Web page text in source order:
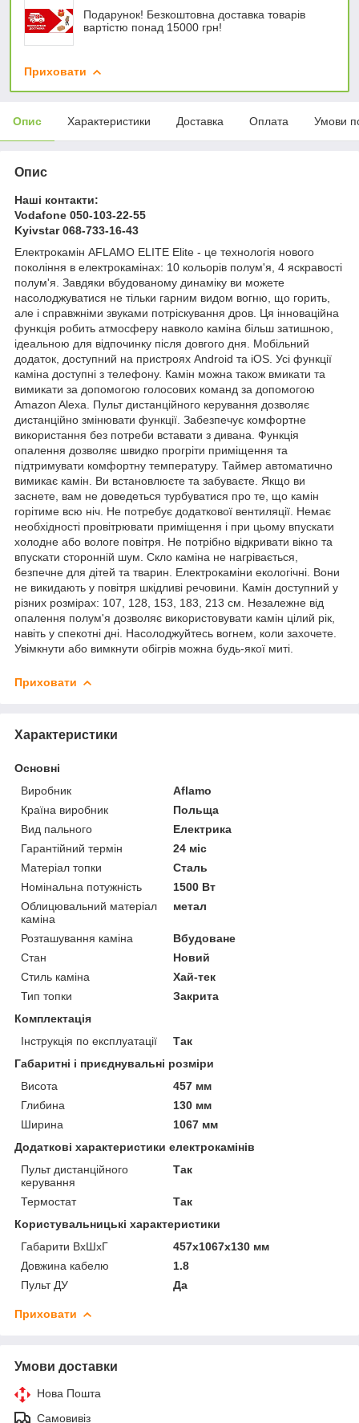
Подарунок! Безкоштовна доставка товарів
вартістю понад 15000 грн!
Приховати
Опис Характеристики Доставка Оплата Умови
Опис
Наші контакти:
Vodafone 050-103-22-55
Kyivstar 068-733-16-43
Електрокамін AFLAMO ELITE Elite - це технологія нового
покоління в електрокамінах: 10 кольорів полум'я, 4 яскравості
полум'я. Завдяки вбудованому динаміку ви можете
насолоджуватися не тільки гарним видом вогню, що горить,
але і справжніми звуками потріскування дров. Ця інноваційна
функція робить атмосферу навколо каміна більш затишною,
ідеальною для відпочинку після довгого дня. Мобільний
додаток, доступний на пристроях Android та iOS. Усі функції
каміна доступні з телефону. Камін можна також вмикати та
вимикати за допомогою голосових команд за допомогою
Amazon Alexa. Пульт дистанційного керування дозволяє
дистанційно змінювати функції. Забезпечує комфортне
використання без потреби вставати з дивана. Функція
опалення дозволяє швидко прогріти приміщення та
підтримувати комфортну температуру. Таймер автоматично
вимикає камін. Ви встановлюєте та забуваєте. Якщо ви
заснете, вам не доведеться турбуватися про те, що камін
горітиме всю ніч. Не потребує додаткової вентиляції. Немає
необхідності провітрювати приміщення і при цьому впускати
холодне або вологе повітря. Не потрібно відкривати вікно та
впускати сторонній шум. Скло каміна не нагрівається,
безпечне для дітей та тварин. Електрокаміни екологічні. Вони
не викидають у повітря шкідливі речовини. Камін доступний у
різних розмірах: 107, 128, 153, 183, 213 см. Незалежне від
опалення полум'я дозволяє використовувати камін цілий рік,
навіть у спекотні дні. Насолоджуйтесь вогнем, коли захочете.
Увімкнути або вимкнути обігрів можна будь-якої миті.
Приховати
Характеристики
Основні
Виробник
Aflamo
Країна виробник
Польща
Вид пального
Електрика
Гарантійний термін
24 міс
Матеріал топки
Сталь
Номінальна потужність
1500 Вт
Облицювальний матеріал
каміна
метал
Розташування каміна
Вбудоване
Стан
Новий
Стиль каміна
Хай-тек
Тип топки
Закрита
Комплектація
Інструкція по експлуатації
Так
Габаритні і приєднувальні розміри
Висота
457 мм
Глибина
130 мм
Ширина
1067 мм
Додаткові характеристики електрокамінів
Пульт дистанційного
керування
Так
Термостат
Так
Користувальницькі характеристики
Габарити ВхШхГ
457х1067х130 мм
Довжина кабелю
1.8
Пульт ДУ
Да
Приховати
Умови доставки
Нова Пошта
Самовивіз